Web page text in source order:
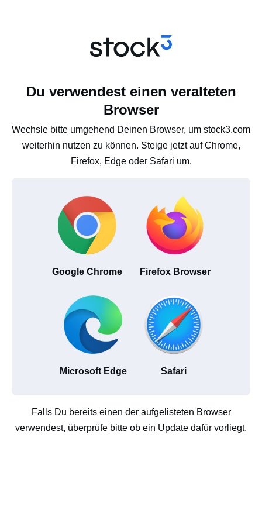
Du verwendest einen veralteten
Browser
Wechsle bitte umgehend Deinen Browser, um stock3.com
weiterhin nutzen zu können. Steige jetzt auf Chrome,
Firefox, Edge oder Safari um.
Google Chrome Firefox Browser
Microsoft Edge Safari
Falls Du bereits einen der aufgelisteten Browser
verwendest, überprüfe bitte ob ein Update dafür vorliegt.